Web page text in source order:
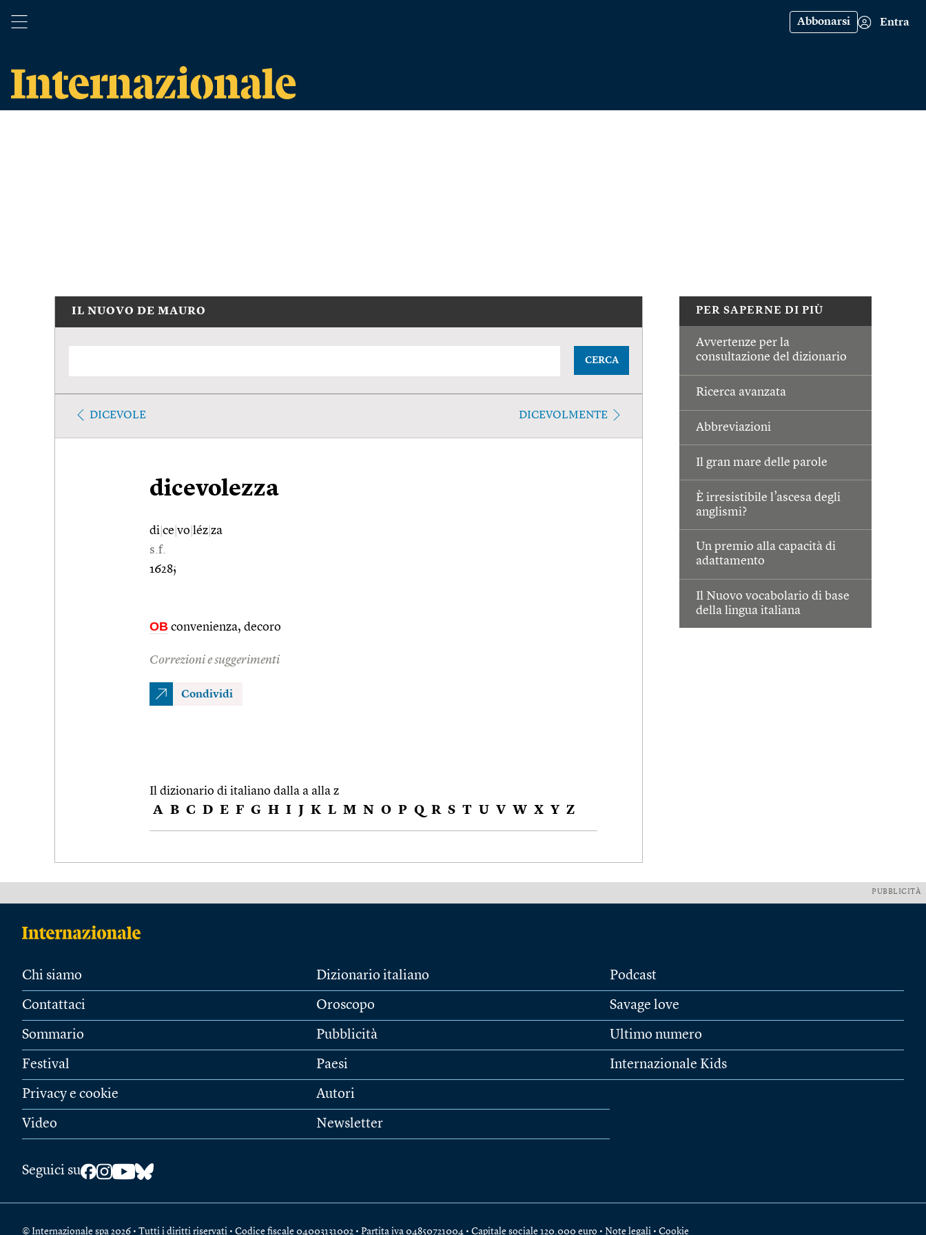
Abbonarsi Entra
PER SAPERNE DI PIÙ
Avvertenze per la
consultazione del dizionario
Ricerca avanzata
Abbreviazioni
Il gran mare delle parole
È irresistibile l’ascesa degli
anglismi?
Un premio alla capacità di
adattamento
Il Nuovo vocabolario di base
della lingua italiana
IL NUOVO DE MAURO
CERCA
DICEVOLE DICEVOLMENTE
dicevolezza
di ce vo léz za
s.f.
1628;
OB convenienza, decoro
Correzioni e suggerimenti
Condividi
Il dizionario di italiano dalla a alla z
A B C D E F G H I J K L M N O P Q R S T U V W X Y Z
PUBBLICITÀ
Chi siamo
Contattaci
Sommario
Festival
Privacy e cookie
Video
Dizionario italiano
Oroscopo
Pubblicità
Paesi
Autori
Newsletter
Podcast
Savage love
Ultimo numero
Internazionale Kids
Seguici su
© Internazionale spa 2026 • Tutti i diritti riservati • Codice fiscale 04003131002 • Partita iva 04850721004 • Capitale sociale 120.000 euro • Note legali • Cookie